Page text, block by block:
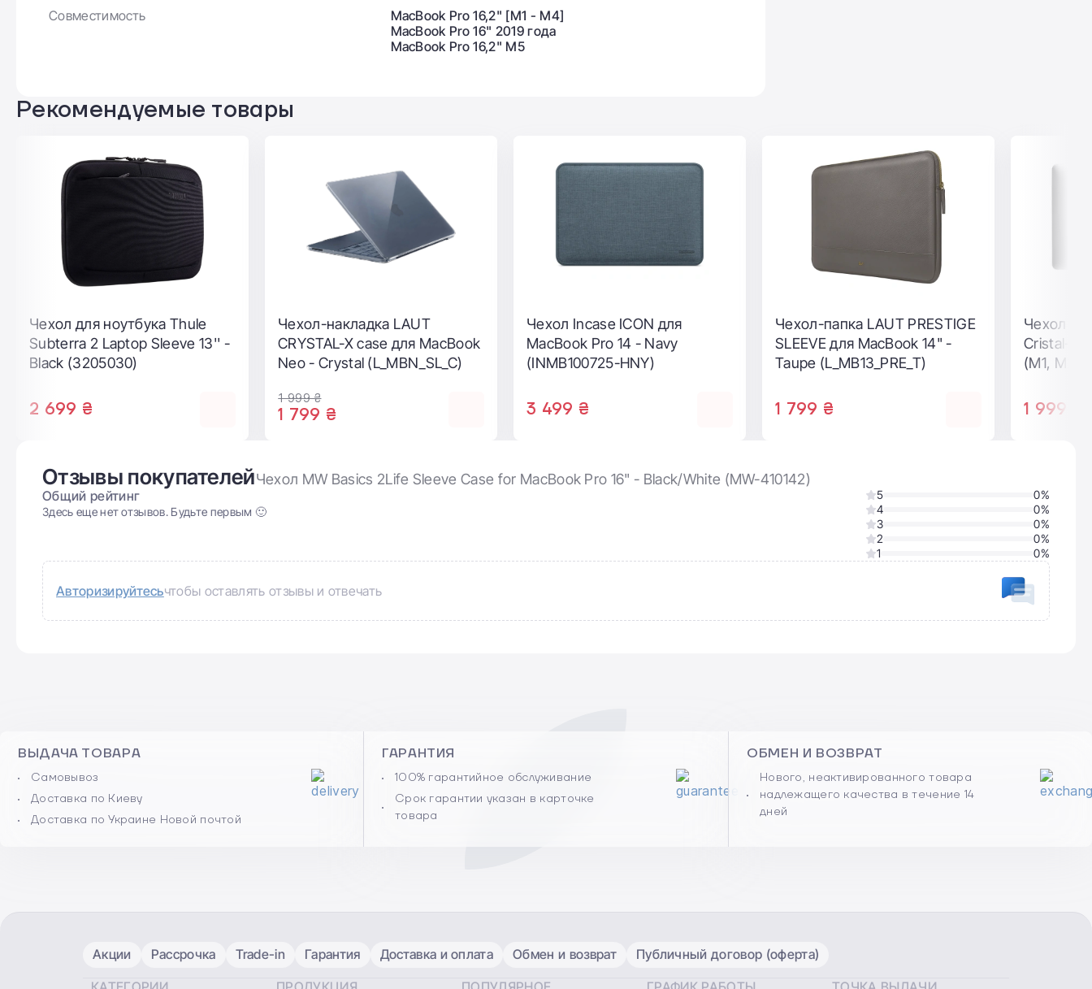
Совместимость
MacBook Pro 16,2" [M1 - M4]
MacBook Pro 16" 2019 года
MacBook Pro 16,2" M5
Рекомендуемые товары
Чехол-накладка LAUT Slim
Cristal-X for MacBook Pro 13"
(M1, M2, 2022) - Crystal
1 999 ₴
Чехол-конверт WIWU Skin Pro
II для MacBook 13" - Green
1 399 ₴
Чехол-конверт WIWU Skin
Zero Sleeve для MacBook 16" -
Grey
999 ₴
Чехол-конверт WIWU Skin Pro
II для MacBook 13" - Black
1 199 ₴
Чехол-
Hardshell
13.6" -
2 699 ₴
Отзывы покупателейЧехол MW Basics 2Life Sleeve Case for MacBook Pro 16" - Black/White (MW-410142)
Общий рейтинг
Здесь еще нет отзывов. Будьте первым 🙂
5
0%
4
0%
3
0%
2
0%
1
0%
Авторизируйтесьчтобы оставлять отзывы и отвечать
ВЫДАЧА ТОВАРА
Самовывоз
Доставка по Киеву
Доставка по Украине Новой почтой
ГАРАНТИЯ
100% гарантийное обслуживание
Срок гарантии указан в карточке
товара
ОБМЕН И ВОЗВРАТ
Нового, неактивированного товара
надлежащего качества в течение 14
дней
Акции Рассрочка Trade-in Гарантия Доставка и оплата Обмен и возврат Публичный договор (оферта)